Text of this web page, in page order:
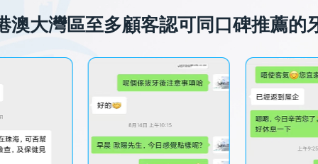
澳大灣區至多顧客認可同口碑推薦的